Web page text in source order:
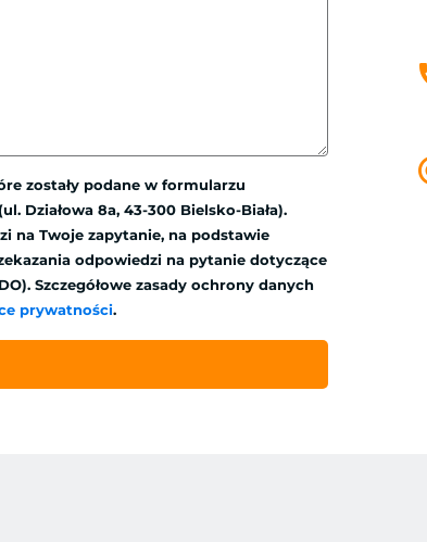
zostały podane w formularzu
Działowa 8a, 43-300 Bielsko-Biała).
na Twoje zapytanie, na podstawie
odpowiedzi na pytanie dotyczące
Szczegółowe zasady ochrony danych
prywatności.